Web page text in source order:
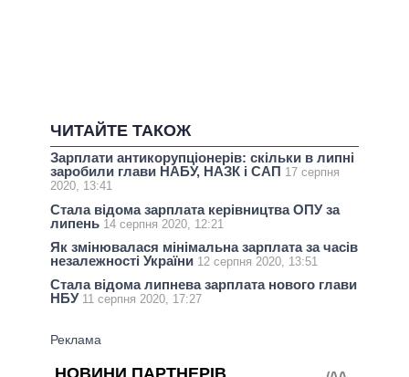
ЧИТАЙТЕ ТАКОЖ
Зарплати антикорупціонерів: скільки в липні
заробили глави НАБУ, НАЗК і САП 17 серпня
2020, 13:41
Стала відома зарплата керівництва ОПУ за
липень 14 серпня 2020, 12:21
Як змінювалася мінімальна зарплата за часів
незалежності України 12 серпня 2020, 13:51
Стала відома липнева зарплата нового глави
НБУ 11 серпня 2020, 17:27